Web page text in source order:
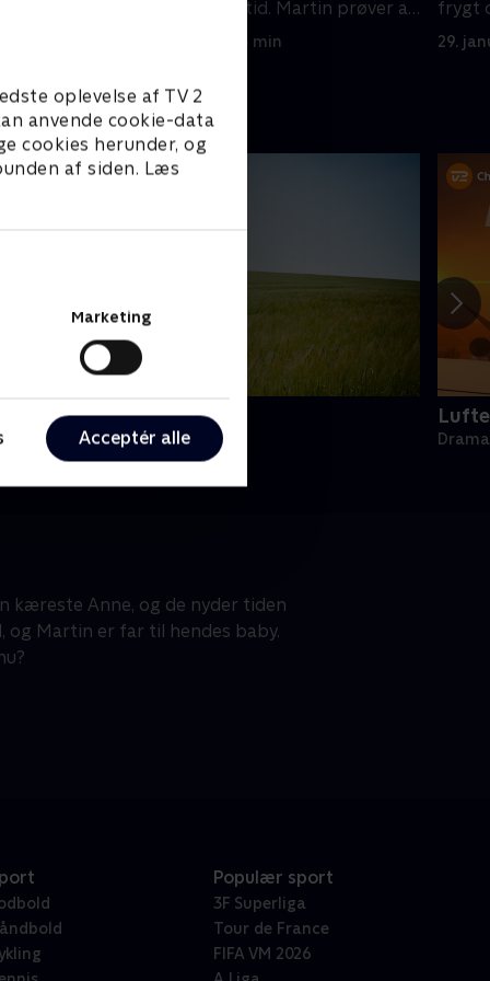
oplevelse af TV 2
anvende cookie-data
cookies herunder, og
af siden. Læs
Marketing
Acceptér alle
frygt og sin fremtid. Martin prøver at
forsone sig med Karin.
28. januar 2026 • 43 min
frygt
29.
Doc Martin
• 10 sæsoner
kæreste Anne, og de nyder tiden
og Martin er far til hendes baby.
Populær sport
3F Superliga
Tour de France
FIFA VM 2026